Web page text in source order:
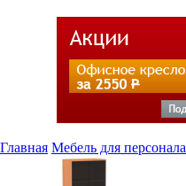
Главная Мебель для персонала